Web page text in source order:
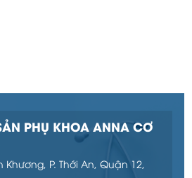
PHỤ KHOA ANNA CƠ
P. Thới An, Quận 12,